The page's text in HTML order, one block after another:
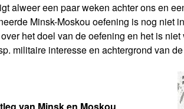
alweer een paar weken achter ons en
Minsk-Moskou oefening is nog niet
het doel van de oefening en het is
militaire interesse en achtergrond van